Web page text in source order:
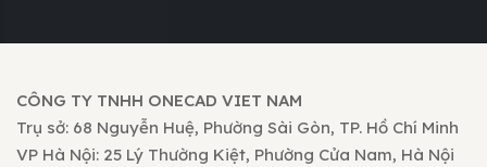
CÔNG TY TNHH ONECAD VIET NAM
Trụ sở: 68 Nguyễn Huệ, Phường Sài Gòn, TP. Hồ Chí Minh
VP Hà Nội: 25 Lý Thường Kiệt, Phường Cửa Nam, Hà Nội